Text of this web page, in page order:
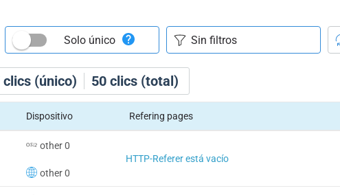
clics (único) 50 clics (total)
Solo único
Dispositivo Refering pages
other 0
other 0
HTTP-Referer está vacío